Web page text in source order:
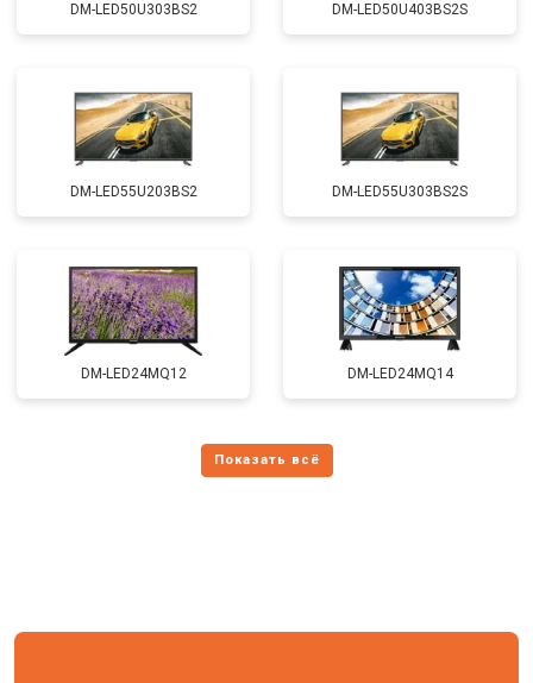
DM-LED50U303BS2 DM-LED50U403BS2S
DM-LED55U203BS2 DM-LED55U303BS2S
DM-LED24MQ12 DM-LED24MQ14